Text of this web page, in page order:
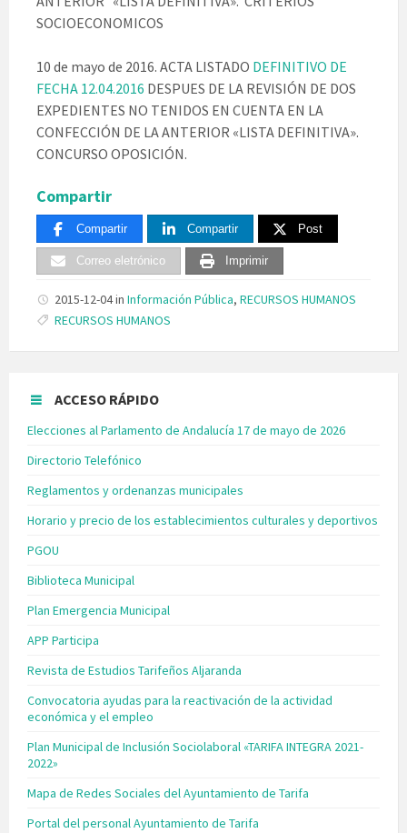
SOCIOECONOMICOS
10 de mayo de 2016. ACTA LISTADO DEFINITIVO DE
FECHA 12.04.2016 DESPUES DE LA REVISIÓN DE DOS
EXPEDIENTES NO TENIDOS EN CUENTA EN LA
CONFECCIÓN DE LA ANTERIOR «LISTA DEFINITIVA».
CONCURSO OPOSICIÓN.
Compartir
Compartir Compartir Post
Correo eletrónico Imprimir
2015-12-04in Información Pública, RECURSOS HUMANOS
Tags:
RECURSOS HUMANOS
ACCESO RÁPIDO
Elecciones al Parlamento de Andalucía 17 de mayo de 2026
Directorio Telefónico
Reglamentos y ordenanzas municipales
Horario y precio de los establecimientos culturales y deportivos
PGOU
Biblioteca Municipal
Plan Emergencia Municipal
APP Participa
Revista de Estudios Tarifeños Aljaranda
Convocatoria ayudas para la reactivación de la actividad
económica y el empleo
Plan Municipal de Inclusión Sociolaboral «TARIFA INTEGRA 2021-
2022»
Mapa de Redes Sociales del Ayuntamiento de Tarifa
Portal del personal Ayuntamiento de Tarifa